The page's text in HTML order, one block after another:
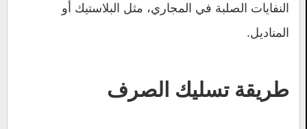
النفايات الصلبة في المجاري، مثل البلاستيك أو
المناديل.
طريقة تسليك الصرف